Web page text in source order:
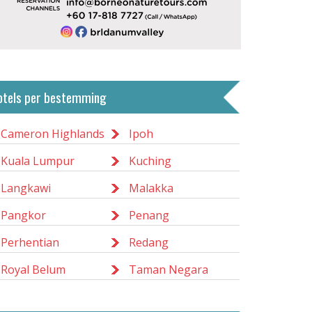
per bestemming
Cameron Highlands
Ipoh
Kuala Lumpur
Kuching
Langkawi
Malakka
Pangkor
Penang
Perhentian
Redang
Royal Belum
Taman Negara